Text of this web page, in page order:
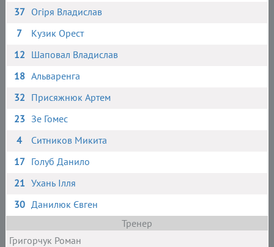
37 Огіря Владислав
7
Кузик Орест
12 Шаповал Владислав
18 Альваренга
32 Присяжнюк Артем
23 Зе Гомес
4
Ситников Микита
17 Голуб Данило
21 Ухань Ілля
30 Данилюк Євген
Тренер
Григорчук Роман